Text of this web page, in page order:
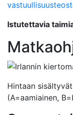
Istutettavia
Hintaan
(A=aamiainen,